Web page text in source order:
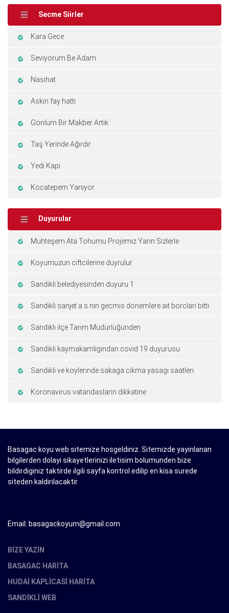
Secme Siirler
Kara Gece
Seviyorum Be Adam
Nasihat
Askin fay hatti
Gönlüm Bir Makber Artık
Taş Yerinde Ağırdır
Yedi Kapi
Kocatepem Yanıyor
Duyurular
Muhteşem Ata Tohumu Projemiz Yarın Sizlerle
Koyumuzun ciftcilerine duyrulur
Sandikli belediyesinden duyuru 1
Sandikli sanjet a s nin gecmis donemlere ait borclari bitti
Sandıklı ilçe Tarım Müdürlüğünden
Sandikli kaymakamligindan covid 19 duyurusu
Sandikli ve koylerinde sakaga cikma yasagi saatleri
Koronavirus vatandaslarin dikkatine
Basagac koyu web sitemize hosgeldiniz. Sitemizde yayinlanan
bilgilerden dolayi sikayetlerinizi iletisim bolumunden bize
bildirdiginiz taktirde ilgili sayfa kontrol edilip en kisa surede
siteden kaldirilacaktir.
Email: basagackoyum@gmail.com
BIZE YAZIN
BASAGAC HARITA
HUDAI KAPLICASI HARITA
SANDIKLI WEB